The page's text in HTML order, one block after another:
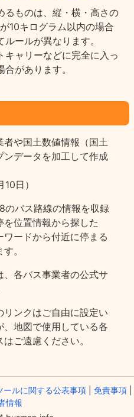
るものは、縦・横・高さの
10キログラム以内の場合
ールが異なります。
キャリーなどに完全に入っ
があります。
や国土数値情報（国土
データを加工して作成
日）
バス路線の情報を収録
を位置情報から探した
ワードから付近に停まる
。
各バス事業者の公式サ
ンクはご自由に設定い
地図で使用している各
ご遠慮ください。
ールに関する公表事項| 免責事項|
情報